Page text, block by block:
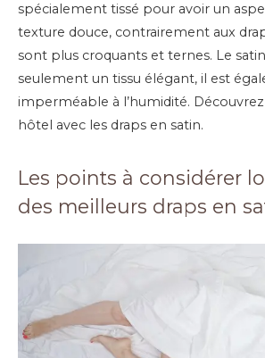
spécialement tissé pour avoir un
texture douce, contrairement aux
sont plus croquants et ternes. Le
seulement un tissu élégant, il est
imperméable à l’humidité. Découvrez
hôtel avec les draps en satin.
Les points à considérer
des meilleurs draps en